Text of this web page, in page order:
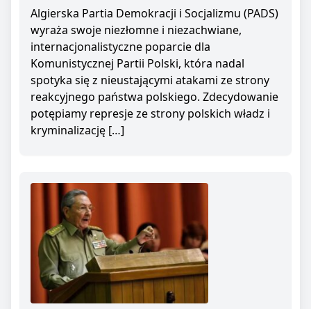
Algierska Partia Demokracji i Socjalizmu (PADS)
wyraża swoje niezłomne i niezachwiane,
internacjonalistyczne poparcie dla
Komunistycznej Partii Polski, która nadal
spotyka się z nieustającymi atakami ze strony
reakcyjnego państwa polskiego. Zdecydowanie
potępiamy represje ze strony polskich władz i
kryminalizację […]